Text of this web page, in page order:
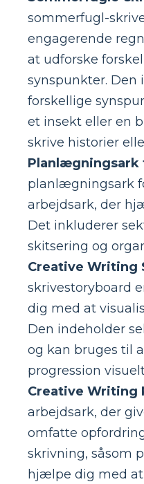
sommerfugl-
engagerende
at udforske
synspunkter. Den
forskellige
et insekt eller en
skrive historier
planlægningsark
arbejdsark, der
Det inkluderer
skitsering og
Creative Writing
skrivestoryboard
dig med at
Den indeholder
og kan bruges til
progression
Creative Writing
arbejdsark, der
omfatte
skrivning, såsom
hjælpe dig med at